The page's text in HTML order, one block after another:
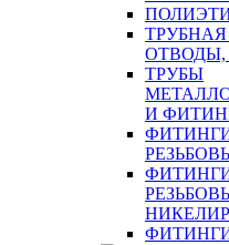
ОТВОДЫ,
ТРУБЫ
И